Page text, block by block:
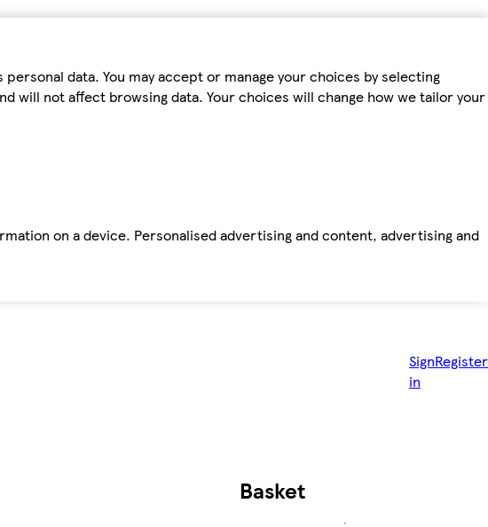
data. You may accept or manage your choices by selecting
will not affect browsing data. Your choices will change how we tailor your
on a device. Personalised advertising and content, advertising and
Sign
in
Register
Basket